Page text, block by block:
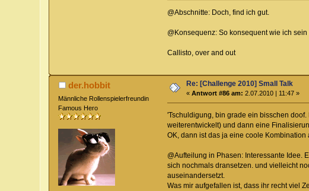
@Abschnitte: Doch, find ich gut.
@Konsequenz: So konsequent wie ich
Callisto, over and out
der.hobbit
Männliche Rollenspielerfreundin
Famous Hero
Re: [Challenge 2010] Small Talk
«Antwort #86 am: 2.07.2010 | 11:47 »
'Tschuldigung, bin grade ein bisschen
weiterentwickelt) und dann eine
OK, dann ist das ja eine coole
@Aufteilung in Phasen: Interessante Idee.
sich nochmals dransetzen. und vielleicht
auseinandersetzt.
Was mir aufgefallen ist, dass ihr recht viel